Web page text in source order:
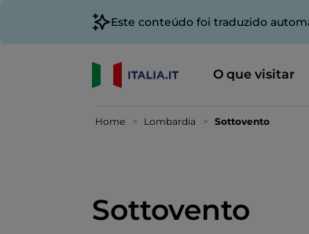
Este conteúdo foi traduzido
O que visitar
Home Lombardia Sottovento
Sottovento